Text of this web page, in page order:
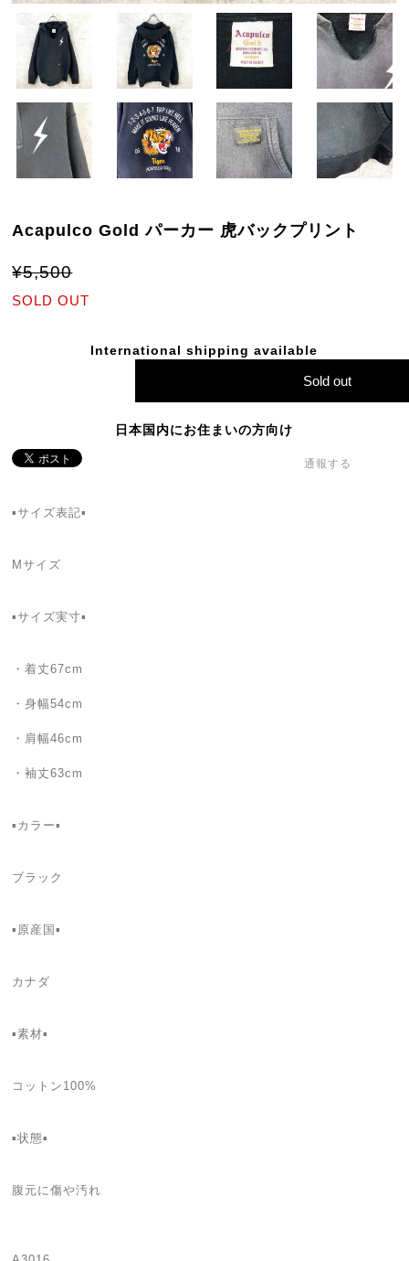
Acapulco Gold パーカー 虎バックプリント
¥5,500
SOLD OUT
International shipping available
Sold out
日本国内にお住まいの方向け
通報する
▪️サイズ表記▪️
Mサイズ
▪️サイズ実寸▪️
・着丈67cm
・身幅54cm
・肩幅46cm
・袖丈63cm
▪️カラー▪️
ブラック
▪️原産国▪️
カナダ
▪️素材▪️
コットン100%
▪️状態▪️
腹元に傷や汚れ